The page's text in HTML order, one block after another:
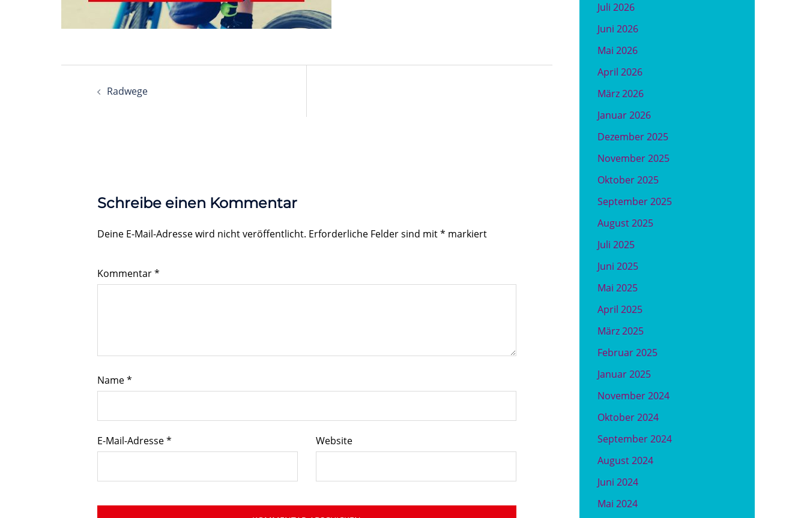
Radwege
Schreibe einen Kommentar
Deine E-Mail-Adresse wird nicht veröffentlicht. Erforderliche Felder sind mit* markiert
Kommentar*
Name*
E-Mail-Adresse* Website
Juli 2026
Juni 2026
Mai 2026
April 2026
März 2026
Januar 2026
Dezember 2025
November 2025
Oktober 2025
September 2025
August 2025
Juli 2025
Juni 2025
Mai 2025
April 2025
März 2025
Februar 2025
Januar 2025
November 2024
Oktober 2024
September 2024
August 2024
Juni 2024
Mai 2024